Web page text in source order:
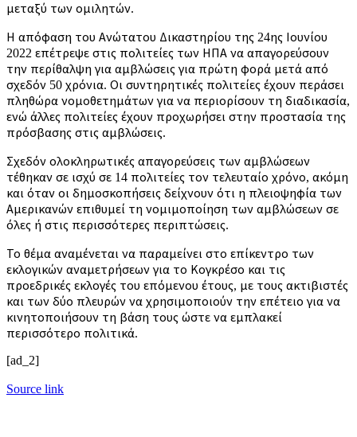
μεταξύ των ομιλητών.
Η απόφαση του Ανώτατου Δικαστηρίου της 24ης Ιουνίου
2022 επέτρεψε στις πολιτείες των ΗΠΑ να απαγορεύσουν
την περίθαλψη για αμβλώσεις για πρώτη φορά μετά από
σχεδόν 50 χρόνια. Οι συντηρητικές πολιτείες έχουν περάσει
πληθώρα νομοθετημάτων για να περιορίσουν τη διαδικασία,
ενώ άλλες πολιτείες έχουν προχωρήσει στην προστασία της
πρόσβασης στις αμβλώσεις.
Σχεδόν ολοκληρωτικές απαγορεύσεις των αμβλώσεων
τέθηκαν σε ισχύ σε 14 πολιτείες τον τελευταίο χρόνο, ακόμη
και όταν οι δημοσκοπήσεις δείχνουν ότι η πλειοψηφία των
Αμερικανών επιθυμεί τη νομιμοποίηση των αμβλώσεων σε
όλες ή στις περισσότερες περιπτώσεις.
Το θέμα αναμένεται να παραμείνει στο επίκεντρο των
εκλογικών αναμετρήσεων για το Κογκρέσο και τις
προεδρικές εκλογές του επόμενου έτους, με τους ακτιβιστές
και των δύο πλευρών να χρησιμοποιούν την επέτειο για να
κινητοποιήσουν τη βάση τους ώστε να εμπλακεί
περισσότερο πολιτικά.
[ad_2]
Source link